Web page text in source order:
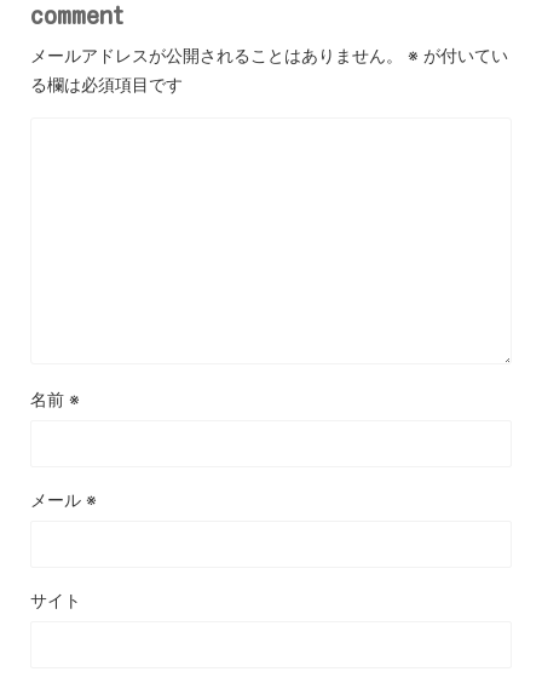
comment
メールアドレスが公開されることはありません。 ※ が付いてい
る欄は必須項目です
名前 ※
メール ※
サイト